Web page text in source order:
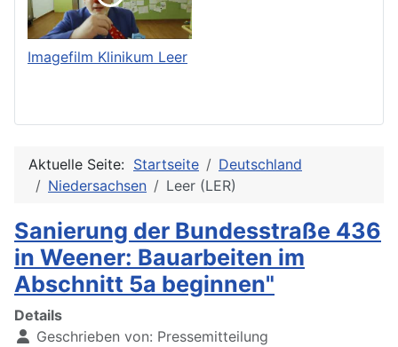
Imagefilm Klinikum Leer
Aktuelle Seite: Startseite
Deutschland
Niedersachsen
Leer (LER)
Sanierung der Bundesstraße 436
in Weener: Bauarbeiten im
Abschnitt 5a beginnen"
Details
Geschrieben von: Pressemitteilung